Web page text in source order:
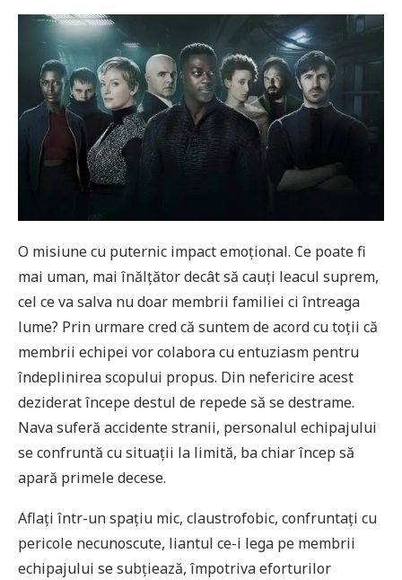
O misiune cu puternic impact emoțional. Ce poate fi
mai uman, mai înălțător decât să cauți leacul suprem,
cel ce va salva nu doar membrii familiei ci întreaga
lume? Prin urmare cred că suntem de acord cu toții că
membrii echipei vor colabora cu entuziasm pentru
îndeplinirea scopului propus. Din nefericire acest
deziderat începe destul de repede să se destrame.
Nava suferă accidente stranii, personalul echipajului
se confruntă cu situații la limită, ba chiar încep să
apară primele decese.
Aflați într-un spațiu mic, claustrofobic, confruntați cu
pericole necunoscute, liantul ce-i lega pe membrii
echipajului se subțiează, împotriva eforturilor